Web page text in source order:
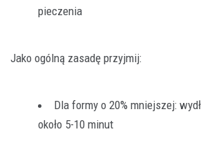
pieczenia
Jako ogólną zasadę przyjmij:
Dla formy o 20% mniejszej:
około 5-10 minut